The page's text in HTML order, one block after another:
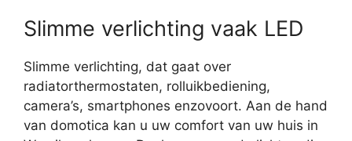
Slimme verlichting vaak LED
Slimme verlichting, dat gaat over
radiatorthermostaten, rolluikbediening,
camera’s, smartphones enzovoort. Aan de hand
van domotica kan u uw comfort van uw huis in